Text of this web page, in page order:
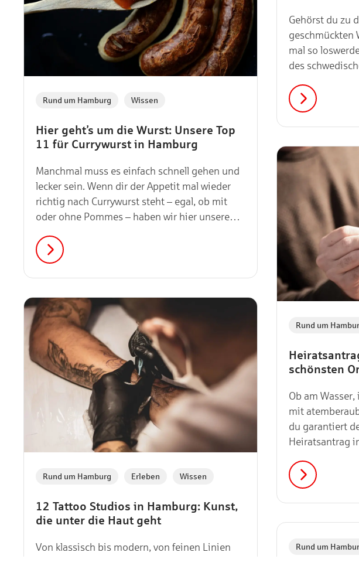
Gehörst du zu
geschmückten
mal so
des
Gedanke,
ungefährlich
deinen
Hier geht’s um die Wurst: Unsere Top
11 für Currywurst in Hamburg
Rund um Hamburg Wissen
Manchmal muss es einfach schnell gehen und
lecker sein. Wenn dir der Appetit mal wieder
richtig nach Currywurst steht – egal, ob mit
oder ohne Pommes – haben wir hier unsere
schönsten
Rund um
Ob am
mit
du garantiert
Heiratsantrag
stellen.
12 Tattoo Studios in Hamburg: Kunst,
die unter die Haut geht
Rund um Hamburg Erleben Wissen
Von klassisch bis modern, von feinen Linien
Rund um